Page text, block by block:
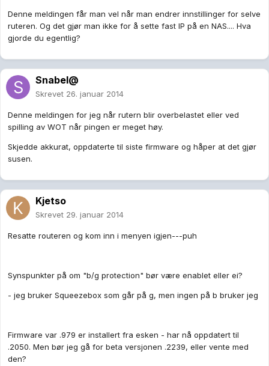
Denne meldingen får man vel når man endrer innstillinger for selve
ruteren. Og det gjør man ikke for å sette fast IP på en NAS.... Hva
gjorde du egentlig?
Snabel@
Skrevet 26. januar 2014
Denne meldingen for jeg når rutern blir overbelastet eller ved
spilling av WOT når pingen er meget høy.
Skjedde akkurat, oppdaterte til siste firmware og håper at det gjør
susen.
Kjetso
Skrevet 29. januar 2014
Resatte routeren og kom inn i menyen igjen---puh
Synspunkter på om "b/g protection" bør være enablet eller ei?
- jeg bruker Squeezebox som går på g, men ingen på b bruker jeg
Firmware var .979 er installert fra esken - har nå oppdatert til
.2050. Men bør jeg gå for beta versjonen .2239, eller vente med
den?